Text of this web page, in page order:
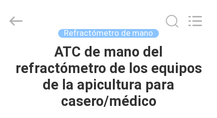
PRODUCTOS
YIERYI
Technology
Refractómetro de mano
ATC de mano del
refractómetro de los equipos
de la apicultura para
casero/médico